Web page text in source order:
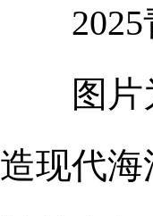
2025
图片为
造现代